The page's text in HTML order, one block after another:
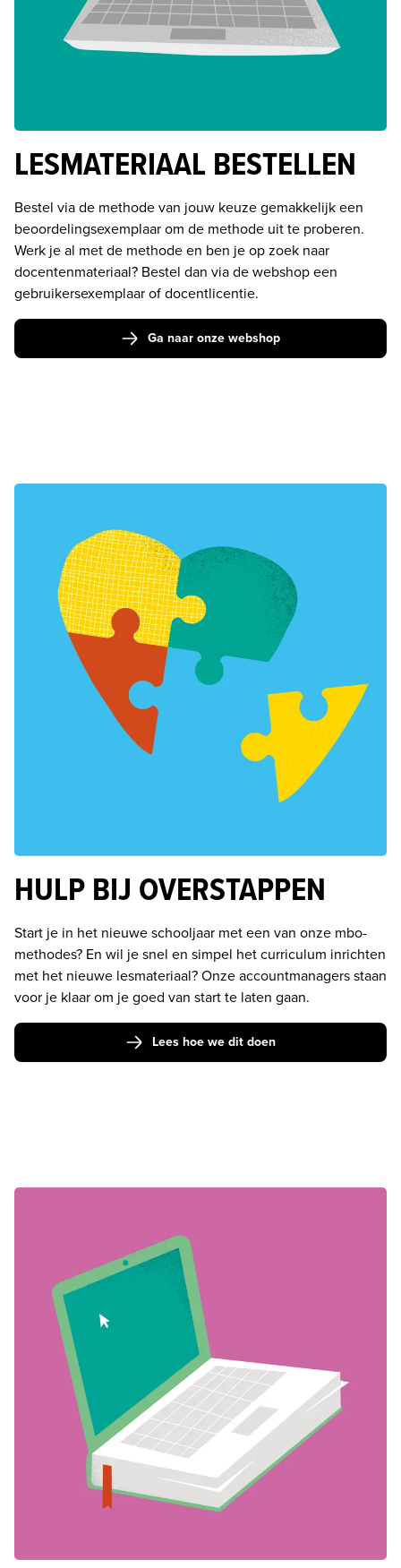
LESMATERIAAL BESTELLEN
Bestel via de methode van jouw keuze gemakkelijk een
beoordelingsexemplaar om de methode uit te proberen.
Werk je al met de methode en ben je op zoek naar
docentenmateriaal? Bestel dan via de webshop een
gebruikersexemplaar of docentlicentie.
Ga naar onze webshop
HULP BIJ OVERSTAPPEN
Start je in het nieuwe schooljaar met een van onze mbo-
methodes? En wil je snel en simpel het curriculum inrichten
met het nieuwe lesmateriaal? Onze accountmanagers staan
voor je klaar om je goed van start te laten gaan.
Lees hoe we dit doen